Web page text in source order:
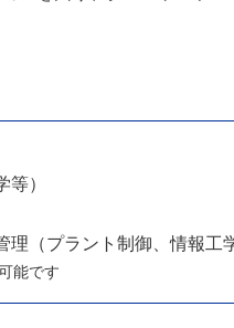
）
理（プラント制御、情報工
能です